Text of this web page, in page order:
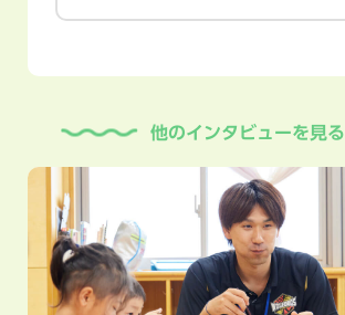
他のインタビューを見る